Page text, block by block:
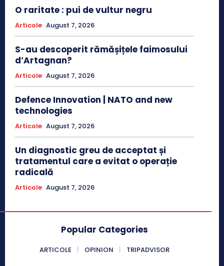
O raritate : pui de vultur negru
Articole August 7, 2026
S-au descoperit rămășițele faimosului
d’Artagnan?
Articole August 7, 2026
Defence Innovation | NATO and new
technologies
Articole August 7, 2026
Un diagnostic greu de acceptat și
tratamentul care a evitat o operație
radicală
Articole August 7, 2026
Popular Categories
ARTICOLE OPINION TRIPADVISOR